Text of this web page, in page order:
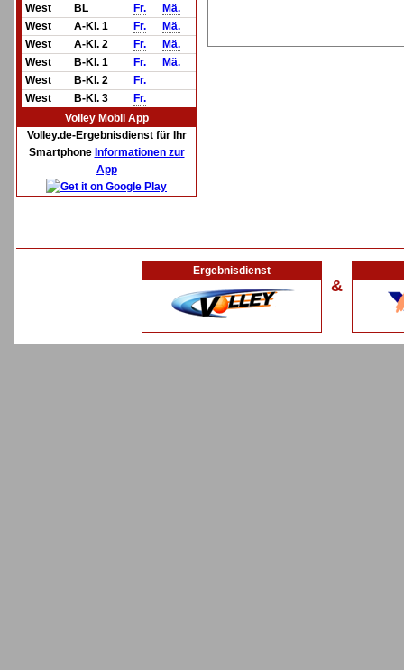
West
BL Fr.
Mä.
West
A-Kl. 1 Fr.
Mä.
West
A-Kl. 2 Fr.
Mä.
West
B-Kl. 1 Fr.
Mä.
West
B-Kl. 2
Fr.
West
B-Kl. 3
Fr.
Volley Mobil App
Volley.de-Ergebnisdienst für Ihr
Smartphone Informationen zur
App
Ergebnisdienst
&